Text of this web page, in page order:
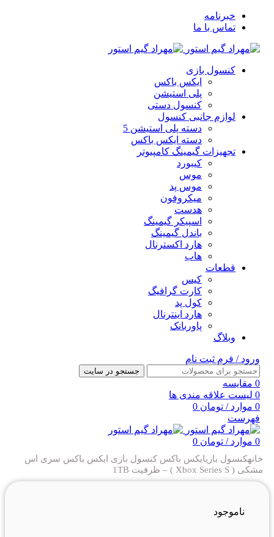
خبرنامه
تماس با ما
کنسول بازی
ایکس باکس
پلی استیشن
کنسول دستی
لوازم جانبی کنسول
دسته پلی استیشن 5
دسته ایکس باکس
تجهیزات گیمینگ کامپیوتر
کیبورد
موس
موس پد
میکروفون
هدست
اسپیکر گیمینگ
باندل گیمینگ
هارد اکسترنال
هاب
قطعات
کیس
کارت گرافیگ
کول پد
هارد اینترنال
پاوربانک
وبلاگ
ورود / فرم ثبت نام
جستجو در سایت
0 مقایسه
0 لیست علاقه مندی ها
0 موارد / تومان
فهرست
0 موارد / تومان
خانهکنسول بازیایکس باکس کنسول بازی ایکس باکس سری اس
مشکی ( Xbox Series S ) – ظرفیت 1TB
ناموجود